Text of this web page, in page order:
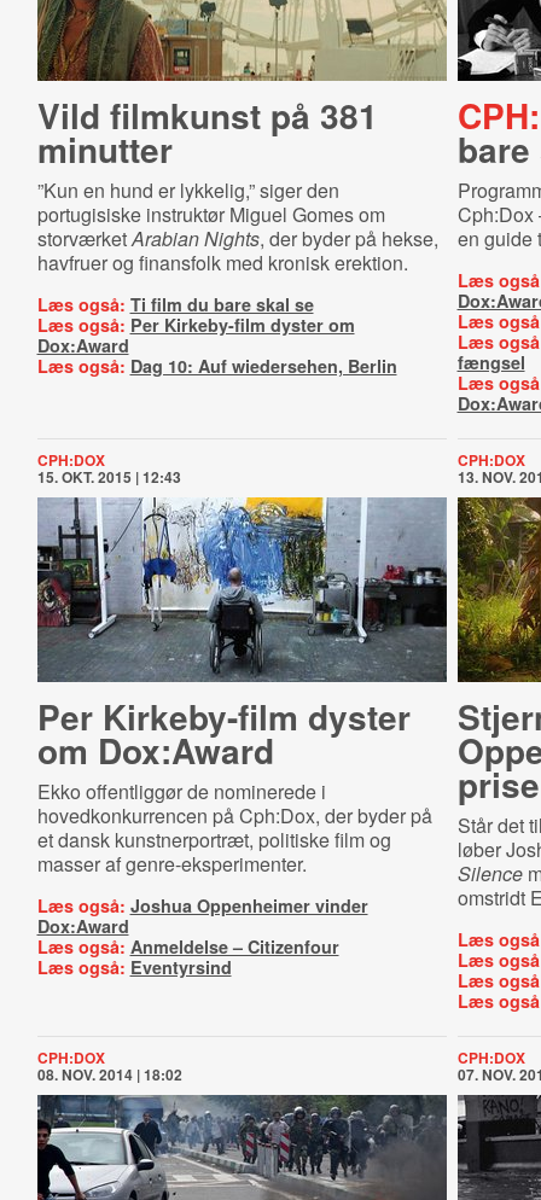
Vild filmkunst på 381
minutter
”Kun en hund er lykkelig,” siger den
portugisiske instruktør Miguel Gomes om
storværketArabian Nights, der byder på hekse,
havfruer og finansfolk med kronisk erektion.
Læs også: Ti film du bare skal se
Læs også: Per Kirkeby-film dyster om
Dox:Award
Læs også: Dag 10: Auf wiedersehen, Berlin
Cph:Dox
en guide
Læs
Læs
Læs
fængsel
Læs
CPH:DOX
15. OKT. 2015 | 12:43
Per Kirkeby-film dyster
om Dox:Award
Ekko offentliggør de nominerede i
hovedkonkurrencen på Cph:Dox, der byder på
et dansk kunstnerportræt, politiske film og
masser af genre-eksperimenter.
Læs også: Joshua Oppenheimer vinder
Dox:Award
Læs også: Anmeldelse – Citizenfour
Læs også: Eventyrsind
CPH:DOX
13. NOV.
Står det
løber
Silence
omstridt
Læs
Læs
Læs
Læs
CPH:DOX
08. NOV. 2014 | 18:02
CPH:DOX
07. NOV.